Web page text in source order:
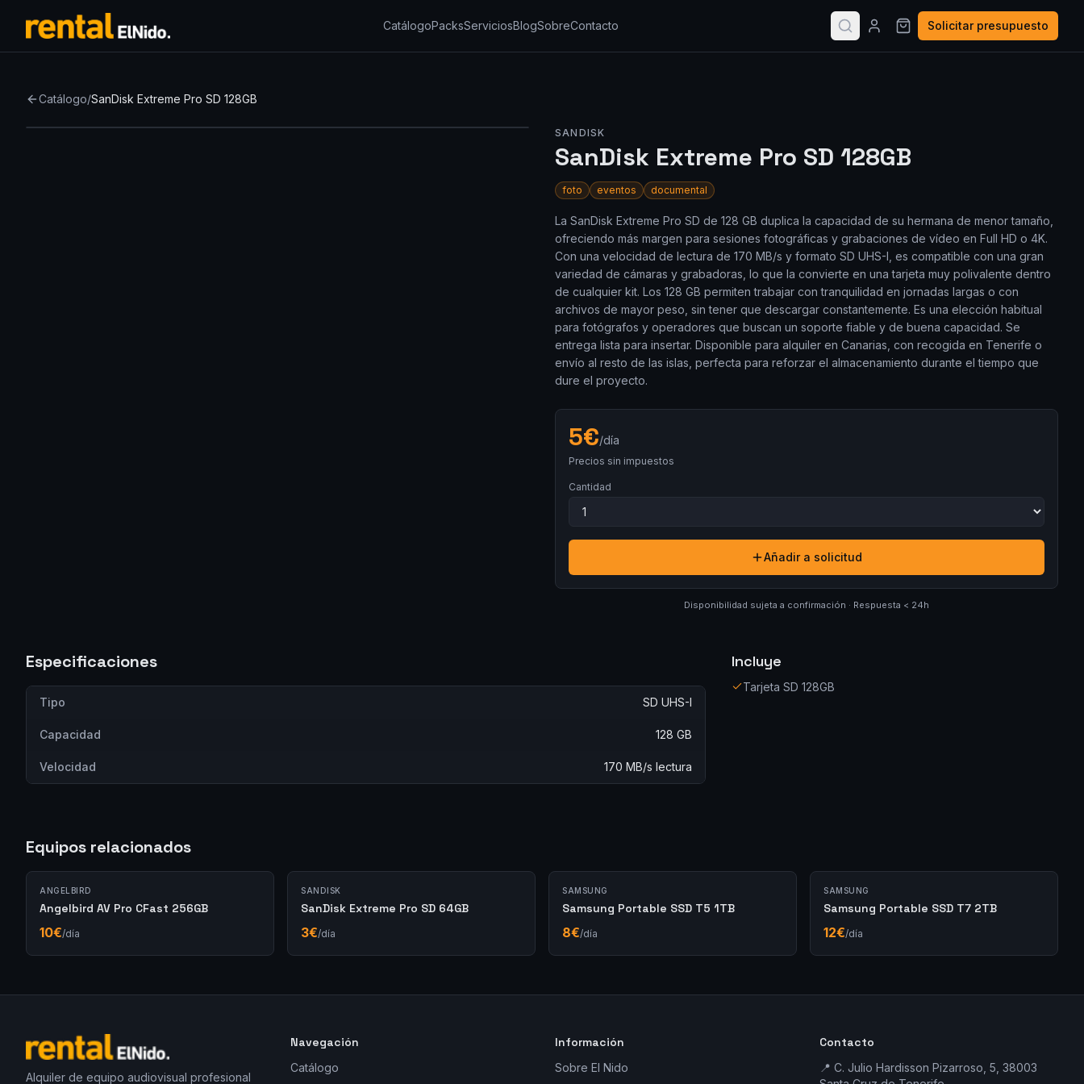
CatálogoPacksServiciosBlogSobreContacto Solicitar presupuesto
Catálogo/SanDisk Extreme Pro SD 128GB
SANDISK
SanDisk Extreme Pro SD 128GB
foto eventos documental
La SanDisk Extreme Pro SD de 128 GB duplica la capacidad de su hermana de menor tamaño,
ofreciendo más margen para sesiones fotográficas y grabaciones de vídeo en Full HD o 4K.
Con una velocidad de lectura de 170 MB/s y formato SD UHS-I, es compatible con una gran
variedad de cámaras y grabadoras, lo que la convierte en una tarjeta muy polivalente dentro
de cualquier kit. Los 128 GB permiten trabajar con tranquilidad en jornadas largas o con
archivos de mayor peso, sin tener que descargar constantemente. Es una elección habitual
para fotógrafos y operadores que buscan un soporte fiable y de buena capacidad. Se
entrega lista para insertar. Disponible para alquiler en Canarias, con recogida en Tenerife o
envío al resto de las islas, perfecta para reforzar el almacenamiento durante el tiempo que
dure el proyecto.
5€/día
Precios sin impuestos
Cantidad
Añadir a solicitud
Disponibilidad sujeta a confirmación · Respuesta < 24h
Especificaciones
Tipo SD UHS-I
Capacidad 128 GB
Velocidad 170 MB/s lectura
Incluye
Tarjeta SD 128GB
Equipos relacionados
ANGELBIRD
Angelbird AV Pro CFast 256GB
10€/día
SANDISK
SanDisk Extreme Pro SD 64GB
3€/día
SAMSUNG
Samsung Portable SSD T5 1TB
8€/día
SAMSUNG
Samsung Portable SSD T7 2TB
12€/día
Alquiler de equipo audiovisual profesional
Navegación
Catálogo
Información
Sobre El Nido
Contacto
📍 C. Julio Hardisson Pizarroso, 5, 38003